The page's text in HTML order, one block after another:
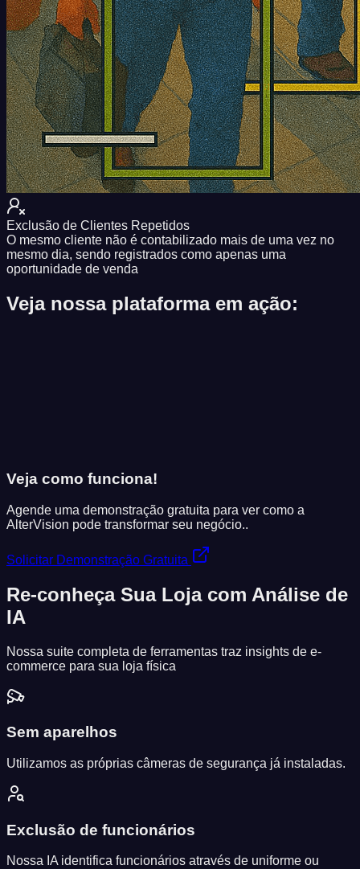
Exclusão de Clientes Repetidos
O mesmo cliente não é contabilizado mais de uma vez no
mesmo dia, sendo registrados como apenas uma
oportunidade de venda
Veja nossa plataforma em ação:
Veja como funciona!
Agende uma demonstração gratuita para ver como a
AlterVision pode transformar seu negócio..
Solicitar Demonstração Gratuita
Re-conheça Sua Loja com Análise de
IA
Nossa suite completa de ferramentas traz insights de e-
commerce para sua loja física
Sem aparelhos
Utilizamos as próprias câmeras de segurança já instaladas.
Exclusão de funcionários
Nossa IA identifica funcionários através de uniforme ou